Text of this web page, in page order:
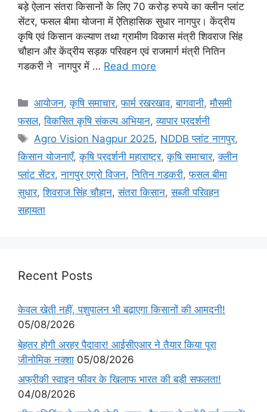
बड़े ऐलान संतरा किसानों के लिए 70 करोड़ रुपये का क्लीन प्लांट
सेंटर, फसल बीमा योजना में ऐतिहासिक सुधार नागपुर। केंद्रीय
कृषि एवं किसान कल्याण तथा ग्रामीण विकास मंत्री शिवराज सिंह
चौहान और केंद्रीय सड़क परिवहन एवं राजमार्ग मंत्री नितिन
गडकरी ने नागपुर में … Read more
आयोजन,कृषि समाचार,फार्म रखरखाव,बागवानी,मौसमी
फसल,विकसित कृषि संकल्प अभियान,व्यापार प्रदर्शनी
Agro Vision Nagpur 2025, NDDB प्लांट नागपुर,
किसान योजनाएँ,कृषि प्रदर्शनी महाराष्ट्र,कृषि समाचार,क्लीन
प्लांट सेंटर,नागपुर एग्रो विजन,नितिन गडकरी,फसल बीमा
सुधार,शिवराज सिंह चौहान,संतरा किसान,सब्जी परिवहन
सहायता
Recent Posts
केवल खेती नहीं, पशुपालन भी बढ़ाएगा किसानों की आमदनी!
05/08/2026
बेहतर होगी अरहर पैदावार! आईसीएआर ने तैयार किया पूरा
जीनोमिक नक्शा 05/08/2026
अफ्रीकी स्वाइन फीवर के खिलाफ भारत की बड़ी सफलता!
04/08/2026